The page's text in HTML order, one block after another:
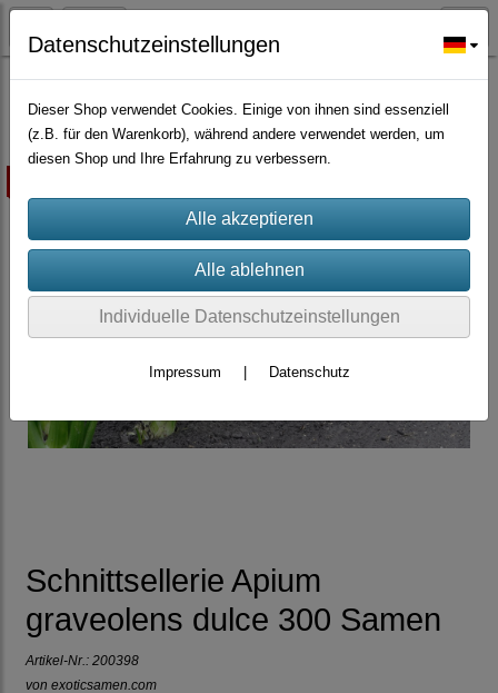
Würzpflanzen/Nutzpflanzen/Gründünger
Schnittsellerie Apium
graveolens dulce 300 Samen
Artikel-Nr.: 200398
von exoticsamen.com
Datenschutzeinstellungen
Dieser Shop verwendet Cookies. Einige von ihnen sind essenziell
(z.B. für den Warenkorb), während andere verwendet werden, um
diesen Shop und Ihre Erfahrung zu verbessern.
Individuelle Datenschutzeinstellungen
Impressum Datenschutz